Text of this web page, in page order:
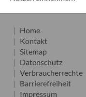
Home
Kontakt
Sitemap
Datenschutz
Verbraucherrechte
Barrierefreiheit
Impressum